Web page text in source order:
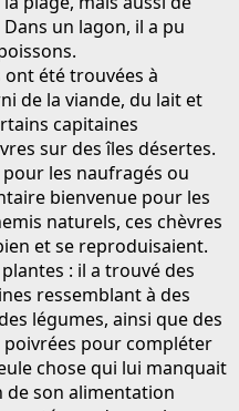
un lagon, il a pu
été trouvées à
de la viande, du lait et
capitaines
sur des îles désertes.
les naufragés ou
bienvenue pour les
naturels, ces chèvres
et se reproduisaient.
: il a trouvé des
ressemblant à des
légumes, ainsi que des
poivrées pour compléter
chose qui lui manquait
de son alimentation